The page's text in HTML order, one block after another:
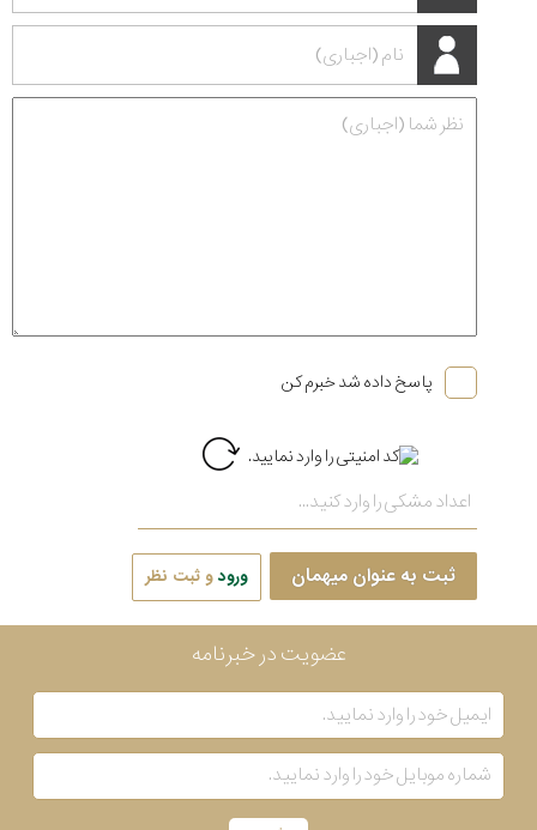
پاسخ داده شد خبرم کن
ثبت به عنوان میهمان ورودو ثبت نظر
عضویت در خبرنامه